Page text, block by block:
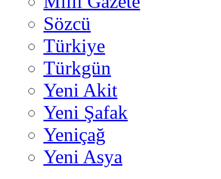
Sözcü
Türkiye
Türkgün
Yeni Akit
Yeni Şafak
Yeniçağ
Yeni Asya